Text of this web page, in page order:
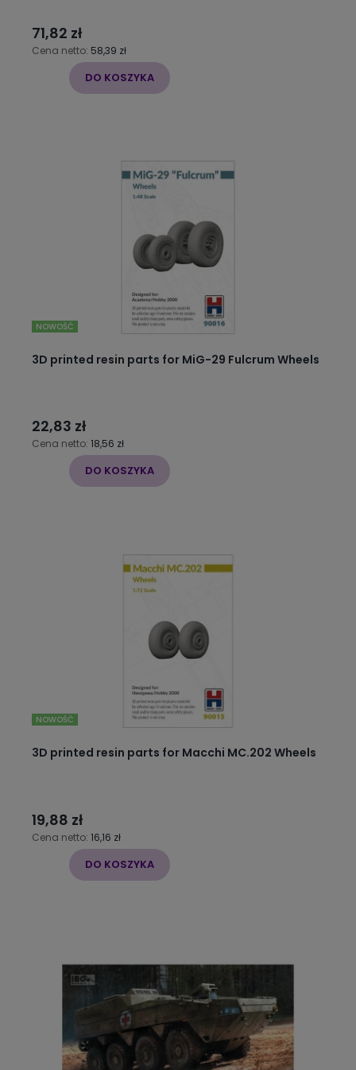
71,82 zł
Cena netto: 58,39 zł
DO KOSZYKA
3D printed resin parts for MiG-29 Fulcrum Wheels
22,83 zł
Cena netto: 18,56 zł
DO KOSZYKA
NOWOŚĆ
3D printed resin parts for Macchi MC.202 Wheels
19,88 zł
Cena netto: 16,16 zł
DO KOSZYKA
NOWOŚĆ